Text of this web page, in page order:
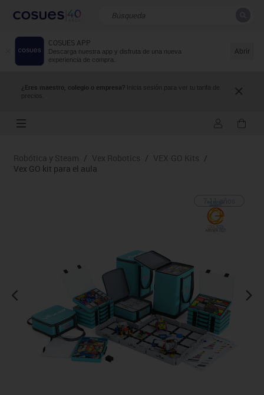
COSUES APP
Descarga nuestra app y disfruta de una nueva
experiencia de compra.
Abrir
¿Eres maestro, colegio o empresa? Inicia sesión para ver tu tarifa de
precios.
Resultados de la búsqueda
Robótica y Steam / Vex Robotics / VEX·GO Kits /
Vex GO kit para el aula
7-11 años